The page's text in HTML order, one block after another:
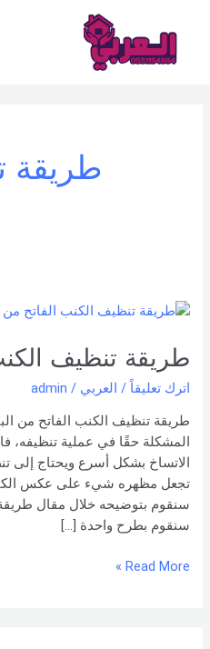
المحتوى
طريقة
طريقة تنظيف
اترك تعليقاً / العربي /
admin
طريقة تنظيف الكنب الفاتح من
المشكلة حقًا في عملية تنظيفه،
الاتساخ بشكل أسرع ويحتاج إلى
تجعل مظهره شيء على عكس
سنقوم بتوضيحه خلال مقال
سنقوم بطرح واحدة […]
طريقة
الكنب
الفاتح
من
البقع
Read More »